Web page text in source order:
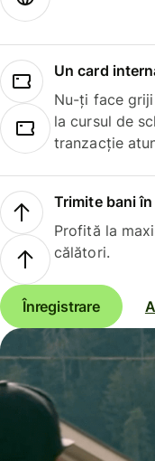
Un card
Nu-ți face
la cursul de
tranzacție
Trimite bani
Profită la
călători.
Înregistrare